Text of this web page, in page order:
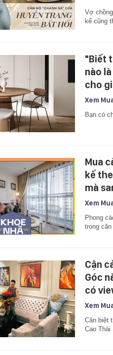
Vợ
kế cũng
"Biết
nào
cho
Xem
Bạn có
Mua
kế
mà
Xem
Phong
trong căn
Cận
Góc
có
Xem
Căn biệt
Cao Thái